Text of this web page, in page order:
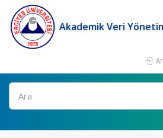
Akademik Veri
Ara